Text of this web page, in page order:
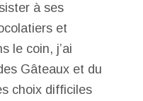
à ses
et
le coin, j’ai
Gâteaux et du
choix difficiles